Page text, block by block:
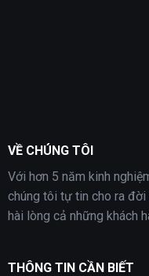
VỀ CHÚNG TÔI
Với hơn 5 năm kinh
chúng tôi tự tin cho ra
hài lòng cả những khách
THÔNG TIN CẦN BIẾT